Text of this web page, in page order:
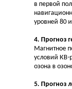
в первой
уровней 80
4. Прогноз
Магнитное
условий КВ-
озона в
5. Прогноз